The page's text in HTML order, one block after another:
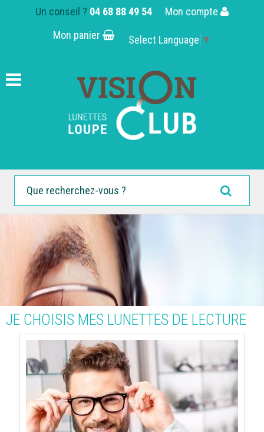
Un conseil ? 04 68 88 49 54
Mon compte
Mon panier
Select Language ▼
JE CHOISIS MES LUNETTES DE LECTURE